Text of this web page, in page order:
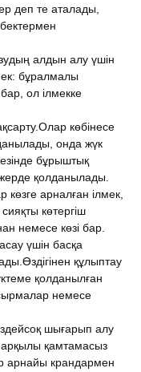
деп те аталады,
алдын алу үшін
бұралмалы
ол ілмекке
Олар көбінесе
онда жүк
бұрыштық
қолданылады.
көзге арналған ілмек,
көтергіш
немесе көзі бар.
үшін басқа
Өздігінен құлыптау
қолданылған
немесе
шығарып алу
қамтамасыз
арнайы крандармен